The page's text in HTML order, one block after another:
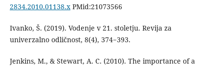
2834.2010.01138.xPMid:21073566
Ivanko, Š. (2019). Vodenje v 21. stoletju. Revija za
univerzalno odličnost, 8(4), 374−393.
Jenkins, M., & Stewart, A. C. (2010). The importance of a